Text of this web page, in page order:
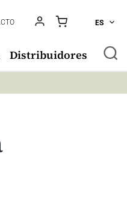
ES
Distribuidores